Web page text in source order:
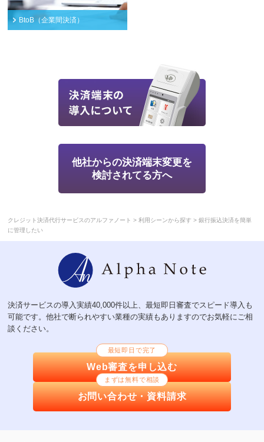
BtoB（企業間決済）
他社からの決済端末変更を
検討されてる方へ
クレジット決済代行サービスのアルファノート >利用シーンから探す >銀行振込決済を簡単
に管理したい
決済サービスの導入実績40,000件以上、最短即日審査でスピード導入も
可能です。他社で断られやすい業種の実績もありますのでお気軽にご相
談ください。
最短即日で完了
Web審査を申し込む
まずは無料で相談
お問い合わせ・資料請求